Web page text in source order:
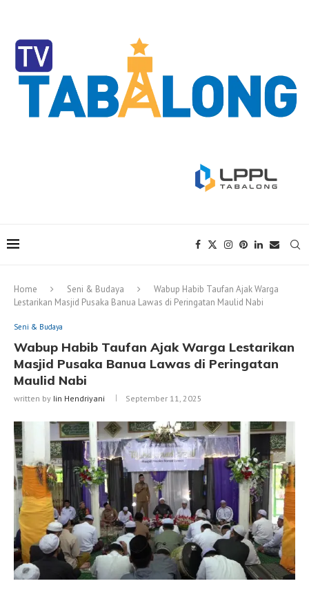
Home Seni & Budaya
Wabup Habib Taufan Ajak Warga
Lestarikan Masjid Pusaka Banua Lawas di Peringatan Maulid Nabi
Seni & Budaya
Wabup Habib Taufan Ajak Warga Lestarikan
Masjid Pusaka Banua Lawas di Peringatan
Maulid Nabi
written by Iin Hendriyani September 11, 2025